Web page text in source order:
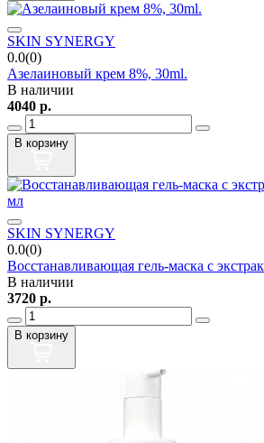
SKIN SYNERGY
0.0(0)
Азелаиновый крем 8%, 30ml.
В наличии
4040 р.
В корзину
SKIN SYNERGY
0.0(0)
Восстанавливающая гель-маска с
В наличии
3720 р.
В корзину